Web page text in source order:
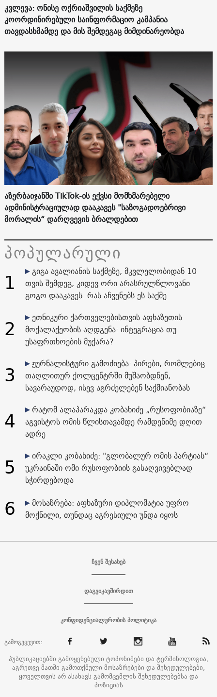
კვლევა: ონისე ოქრიაშვილის საქმეზე
კოორდინირებული საინფორმაციო კამპანია
თავდასხმამდე და მის შემდეგაც მიმდინარეობდა
აზერბაიჯანში TikTok-ის ექვსი მომხმარებელი
ადმინისტრაციულად დააკავეს "საზოგადოებრივი
მორალის“ დარღვევის ბრალდებით
პოპულარული
1
გიგა ავალიანის საქმეზე, მკვლელობიდან 10
თვის შემდეგ, კიდევ ორი არასრულწლოვანი
გოგო დააკავეს. რას აჩვენებს ეს საქმე
2
ეთნიკური ქართველებისთვის აფხაზეთის
მოქალაქეობის აღდგენა: ინტეგრაცია თუ
უსაფრთხოების მუქარა?
3
ჟურნალისტური გამოძიება: პირები, რომლებიც
თაღლითურ ქოლცენტრში მუშაობდნენ,
სავარაუდოდ, ისევ აგრძელებენ საქმიანობას
4
რატომ ალაპარაკდა კობახიძე „რუსოფობიაზე“
აგვისტოს ომის წლისთავამდე რამდენიმე დღით
ადრე
5
ირაკლი კობახიძე: "გლობალურ ომის პარტიას“
უკრაინაში ომი რუსოფობიის გასაღვივებლად
სჭირდებოდა
6
მოსაზრება: აფხაზური დიპლომატია უფრო
მოქნილი, თუნდაც აგრესიული უნდა იყოს
ჩვენ შესახებ
დაგვიკავშირდით
კონფიდენციალურობის პოლიტიკა
გამოგვყევით:
პუბლიკაციებში გამოყენებული ტოპონიმები და ტერმინოლოგია,
აგრეთვე მათში გამოთქმული მოსაზრებები და შეხედულებები,
ყოველთვის არ ასახავს გამომცემლის შეხედულებებსა და
პოზიციას